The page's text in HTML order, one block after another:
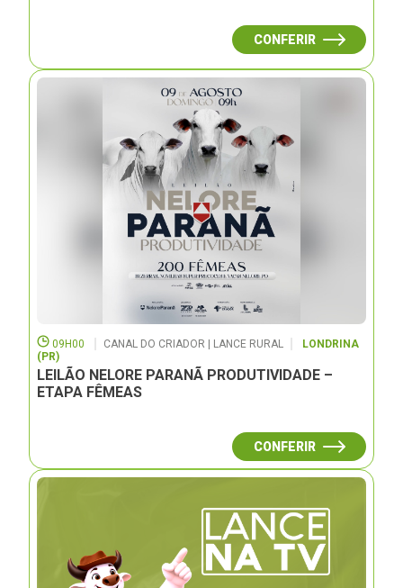
CONFERIR
09H00 CANAL DO CRIADOR | LANCE RURAL
LONDRINA
(PR)
LEILÃO NELORE PARANÃ PRODUTIVIDADE –
ETAPA FÊMEAS
CONFERIR